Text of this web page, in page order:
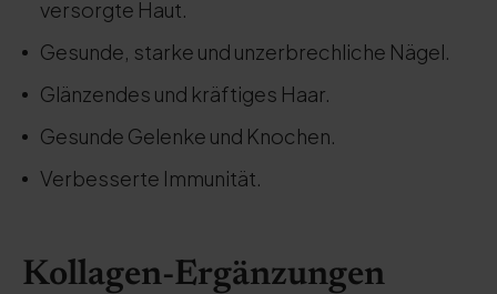
versorgte Haut.
Gesunde, starke und unzerbrechliche Nägel.
Glänzendes und kräftiges Haar.
Gesunde Gelenke und Knochen.
Verbesserte Immunität.
Kollagen-Ergänzungen